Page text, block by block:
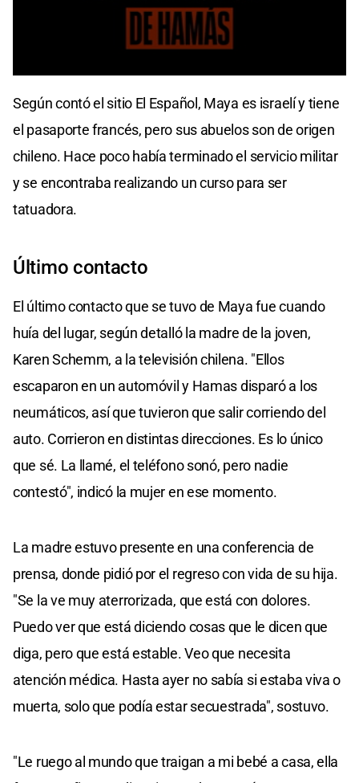
seconds
of
minutes,
seconds
Según contó el sitio El Español, Maya es israelí y tiene
el pasaporte francés, pero sus abuelos son de origen
chileno. Hace poco había terminado el servicio militar
y se encontraba realizando un curso para ser
tatuadora.
Último contacto
El último contacto que se tuvo de Maya fue cuando
huía del lugar, según detalló la madre de la joven,
Karen Schemm, a la televisión chilena. "Ellos
escaparon en un automóvil y Hamas disparó a los
neumáticos, así que tuvieron que salir corriendo del
auto. Corrieron en distintas direcciones. Es lo único
que sé. La llamé, el teléfono sonó, pero nadie
contestó", indicó la mujer en ese momento.
La madre estuvo presente en una conferencia de
prensa, donde pidió por el regreso con vida de su hija.
"Se la ve muy aterrorizada, que está con dolores.
Puedo ver que está diciendo cosas que le dicen que
diga, pero que está estable. Veo que necesita
atención médica. Hasta ayer no sabía si estaba viva o
muerta, solo que podía estar secuestrada", sostuvo.
"Le ruego al mundo que traigan a mi bebé a casa, ella